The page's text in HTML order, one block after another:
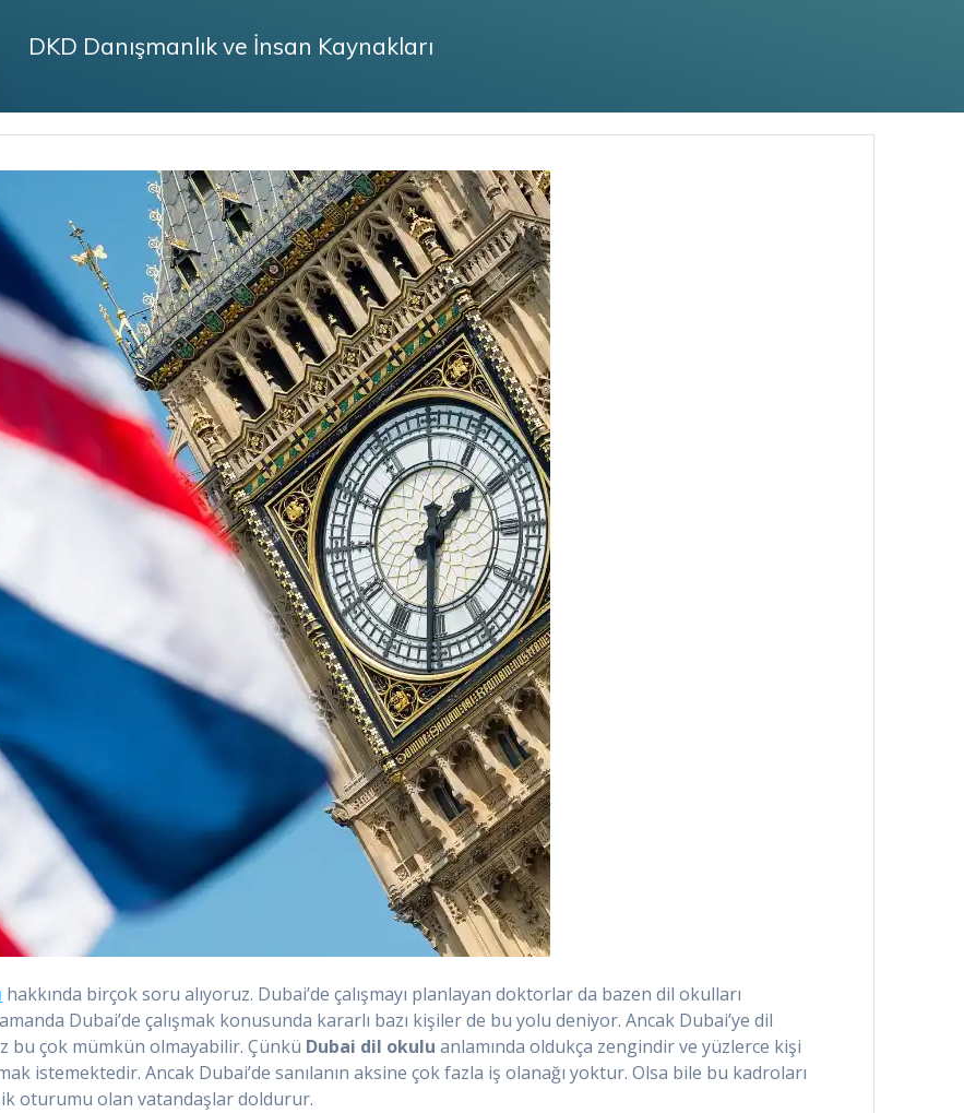
DKD Danışmanlık ve İnsan Kaynakları
hakkında birçok soru alıyoruz. Dubai’de çalışmayı planlayan doktorlar da bazen dil okulları
Dubai’de çalışmak konusunda kararlı bazı kişiler de bu yolu deniyor. Ancak Dubai’ye dil
bu çok mümkün olmayabilir. Çünkü Dubai dil okulu anlamında oldukça zengindir ve yüzlerce kişi
istemektedir. Ancak Dubai’de sanılanın aksine çok fazla iş olanağı yoktur. Olsa bile bu kadroları
oturumu olan vatandaşlar doldurur.